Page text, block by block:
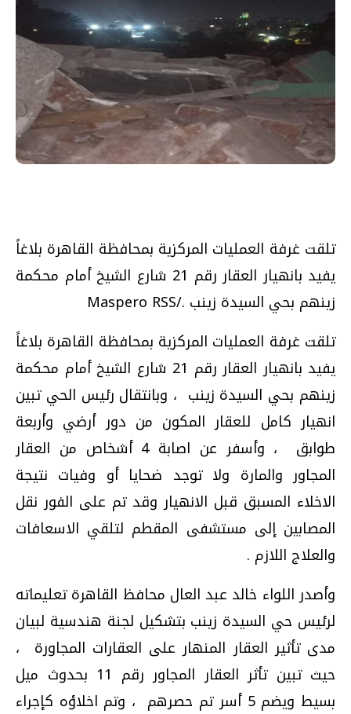
تلقت غرفة العمليات المركزية بمحافظة القاهرة بلاغاً
يفيد بانهيار العقار رقم 21 شارع الشيخ أمام محكمة
زينهم بحي السيدة زينب ./Maspero RSS
تلقت غرفة العمليات المركزية بمحافظة القاهرة بلاغاً
يفيد بانهيار العقار رقم 21 شارع الشيخ أمام محكمة
زينهم بحي السيدة زينب ، وبانتقال رئيس الحي تبين
انهيار كامل للعقار المكون من دور أرضي وأربعة
طوابق ، وأسفر عن اصابة 4 أشخاص من العقار
المجاور والمارة ولا توجد ضحايا أو وفيات نتيجة
الاخلاء المسبق قبل الانهيار وقد تم على الفور نقل
المصابين إلى مستشفى المقطم لتلقي الاسعافات
والعلاج اللازم .
وأصدر اللواء خالد عبد العال محافظ القاهرة تعليماته
لرئيس حي السيدة زينب بتشكيل لجنة هندسية لبيان
مدى تأثير العقار المنهار على العقارات المجاورة ،
حيث تبين تأثر العقار المجاور رقم 11 بحدوث ميل
بسيط ويضم 5 أسر تم حصرهم ، وتم اخلاؤه كإجراء